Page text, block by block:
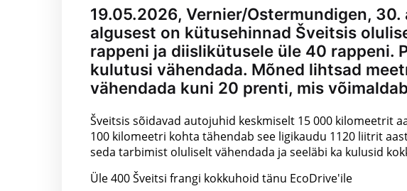
19.05.2026, Vernier/Ostermundigen,
algusest on kütusehinnad Šveitsis
rappeni ja diislikütusele üle 40 rappeni.
kulutusi vähendada. Mõned lihtsad
vähendada kuni 20 prenti, mis
Šveitsis sõidavad autojuhid keskmiselt 15 000 kilomeetrit
100 kilomeetri kohta tähendab see ligikaudu 1120 liitrit
seda tarbimist oluliselt vähendada ja seeläbi ka kulusid
Üle 400 Šveitsi frangi kokkuhoid tänu EcoDrive'ile